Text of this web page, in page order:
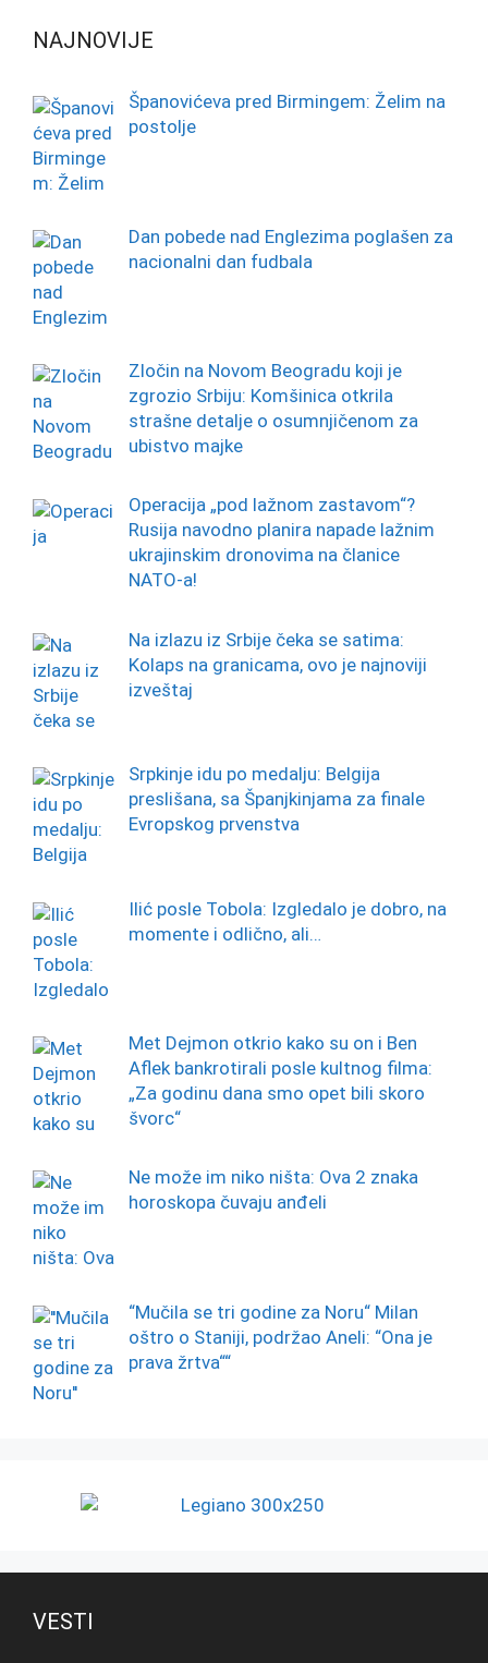
NAJNOVIJE
Španovićeva pred Birmingem: Želim na
postolje
Dan pobede nad Englezima poglašen za
nacionalni dan fudbala
Zločin na Novom Beogradu koji je
zgrozio Srbiju: Komšinica otkrila
strašne detalje o osumnjičenom za
ubistvo majke
Operacija „pod lažnom zastavom“?
Rusija navodno planira napade lažnim
ukrajinskim dronovima na članice
NATO-a!
Na izlazu iz Srbije čeka se satima:
Kolaps na granicama, ovo je najnoviji
izveštaj
Srpkinje idu po medalju: Belgija
preslišana, sa Španjkinjama za finale
Evropskog prvenstva
Ilić posle Tobola: Izgledalo je dobro, na
momente i odlično, ali…
Met Dejmon otkrio kako su on i Ben
Aflek bankrotirali posle kultnog filma:
„Za godinu dana smo opet bili skoro
švorc“
Ne može im niko ništa: Ova 2 znaka
horoskopa čuvaju anđeli
“Mučila se tri godine za Noru“ Milan
oštro o Staniji, podržao Aneli: “Ona je
prava žrtva““
VESTI